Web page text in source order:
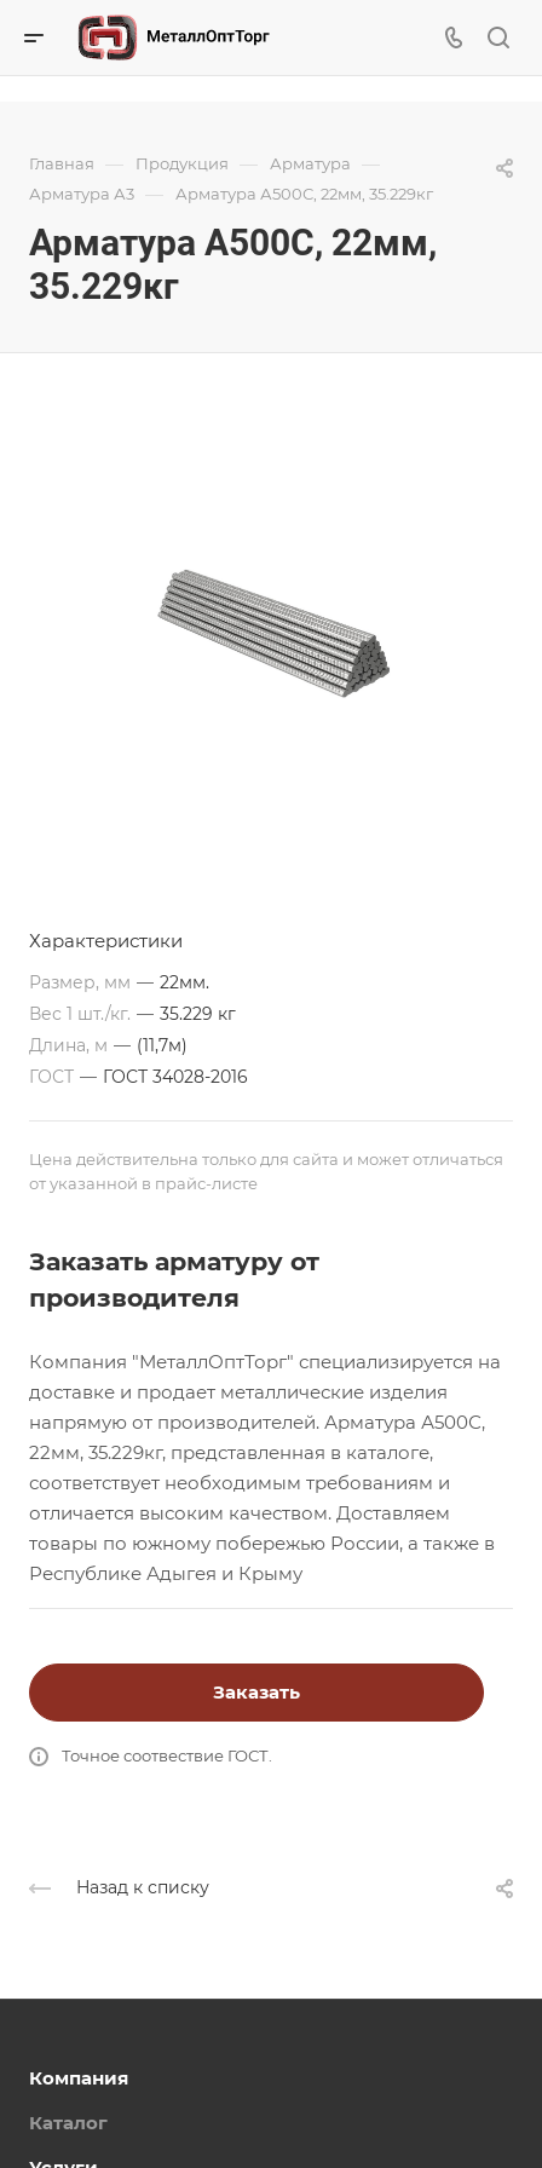
Главная — Продукция — Арматура —
Арматура А3 — Арматура А500С, 22мм, 35.229кг
Арматура А500С, 22мм,
35.229кг
Характеристики
Размер, мм — 22мм.
Вес 1 шт./кг. — 35.229 кг
Длина, м — (11,7м)
ГОСТ — ГОСТ 34028-2016
Цена действительна только для сайта и может отличаться
от указанной в прайс-листе
Заказать арматуру от
производителя
Компания "МеталлОптТорг" специализируется на
доставке и продает металлические изделия
напрямую от производителей. Арматура А500С,
22мм, 35.229кг, представленная в каталоге,
соответствует необходимым требованиям и
отличается высоким качеством. Доставляем
товары по южному побережью России, а также в
Республике Адыгея и Крыму
Заказать
Точное соотвествие ГОСТ.
Назад к списку
Компания
Каталог